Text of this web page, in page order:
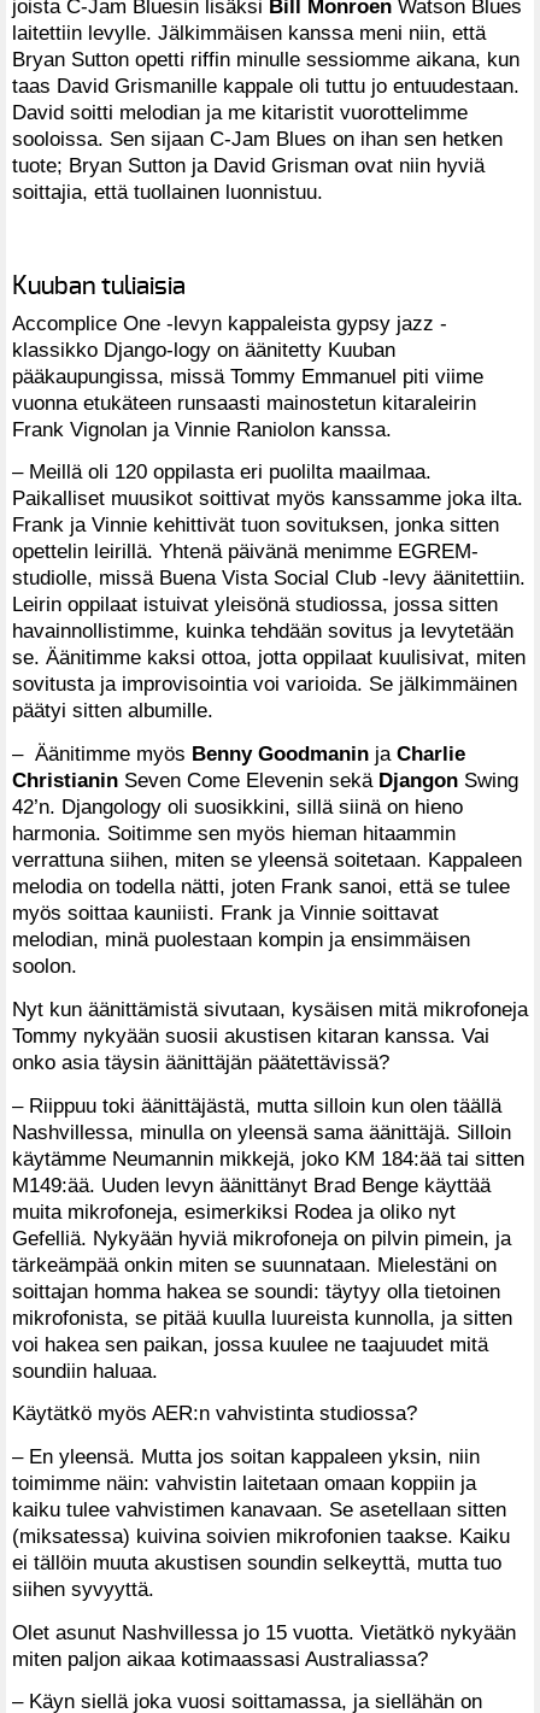
joista C-Jam Bluesin lisäksi Bill Monroen Watson Blues
laitettiin levylle. Jälkimmäisen kanssa meni niin, että
Bryan Sutton opetti riffin minulle sessiomme aikana, kun
taas David Grismanille kappale oli tuttu jo entuudestaan.
David soitti melodian ja me kitaristit vuorottelimme
sooloissa. Sen sijaan C-Jam Blues on ihan sen hetken
tuote; Bryan Sutton ja David Grisman ovat niin hyviä
soittajia, että tuollainen luonnistuu.
Kuuban tuliaisia
Accomplice One -levyn kappaleista gypsy jazz -
klassikko Django-logy on äänitetty Kuuban
pääkaupungissa, missä Tommy Emmanuel piti viime
vuonna etukäteen runsaasti mainostetun kitaraleirin
Frank Vignolan ja Vinnie Raniolon kanssa.
– Meillä oli 120 oppilasta eri puolilta maailmaa.
Paikalliset muusikot soittivat myös kanssamme joka ilta.
Frank ja Vinnie kehittivät tuon sovituksen, jonka sitten
opettelin leirillä. Yhtenä päivänä menimme EGREM-
studiolle, missä Buena Vista Social Club -levy äänitettiin.
Leirin oppilaat istuivat yleisönä studiossa, jossa sitten
havainnollistimme, kuinka tehdään sovitus ja levytetään
se. Äänitimme kaksi ottoa, jotta oppilaat kuulisivat, miten
sovitusta ja improvisointia voi varioida. Se jälkimmäinen
päätyi sitten albumille.
– Äänitimme myös Benny Goodmanin ja Charlie
Christianin Seven Come Elevenin sekä Djangon Swing
42’n. Djangology oli suosikkini, sillä siinä on hieno
harmonia. Soitimme sen myös hieman hitaammin
verrattuna siihen, miten se yleensä soitetaan. Kappaleen
melodia on todella nätti, joten Frank sanoi, että se tulee
myös soittaa kauniisti. Frank ja Vinnie soittavat
melodian, minä puolestaan kompin ja ensimmäisen
soolon.
Nyt kun äänittämistä sivutaan, kysäisen mitä mikrofoneja
Tommy nykyään suosii akustisen kitaran kanssa. Vai
onko asia täysin äänittäjän päätettävissä?
– Riippuu toki äänittäjästä, mutta silloin kun olen täällä
Nashvillessa, minulla on yleensä sama äänittäjä. Silloin
käytämme Neumannin mikkejä, joko KM 184:ää tai sitten
M149:ää. Uuden levyn äänittänyt Brad Benge käyttää
muita mikrofoneja, esimerkiksi Rodea ja oliko nyt
Gefelliä. Nykyään hyviä mikrofoneja on pilvin pimein, ja
tärkeämpää onkin miten se suunnataan. Mielestäni on
soittajan homma hakea se soundi: täytyy olla tietoinen
mikrofonista, se pitää kuulla luureista kunnolla, ja sitten
voi hakea sen paikan, jossa kuulee ne taajuudet mitä
soundiin haluaa.
Käytätkö myös AER:n vahvistinta studiossa?
– En yleensä. Mutta jos soitan kappaleen yksin, niin
toimimme näin: vahvistin laitetaan omaan koppiin ja
kaiku tulee vahvistimen kanavaan. Se asetellaan sitten
(miksatessa) kuivina soivien mikrofonien taakse. Kaiku
ei tällöin muuta akustisen soundin selkeyttä, mutta tuo
siihen syvyyttä.
Olet asunut Nashvillessa jo 15 vuotta. Vietätkö nykyään
miten paljon aikaa kotimaassasi Australiassa?
– Käyn siellä joka vuosi soittamassa, ja siellähän on